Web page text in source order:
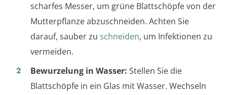
scharfes Messer, um grüne Blattschöpfe von der
Mutterpflanze abzuschneiden. Achten Sie
darauf, sauber zu schneiden, um Infektionen zu
vermeiden.
Bewurzelung in Wasser: Stellen Sie die
Blattschöpfe in ein Glas mit Wasser. Wechseln